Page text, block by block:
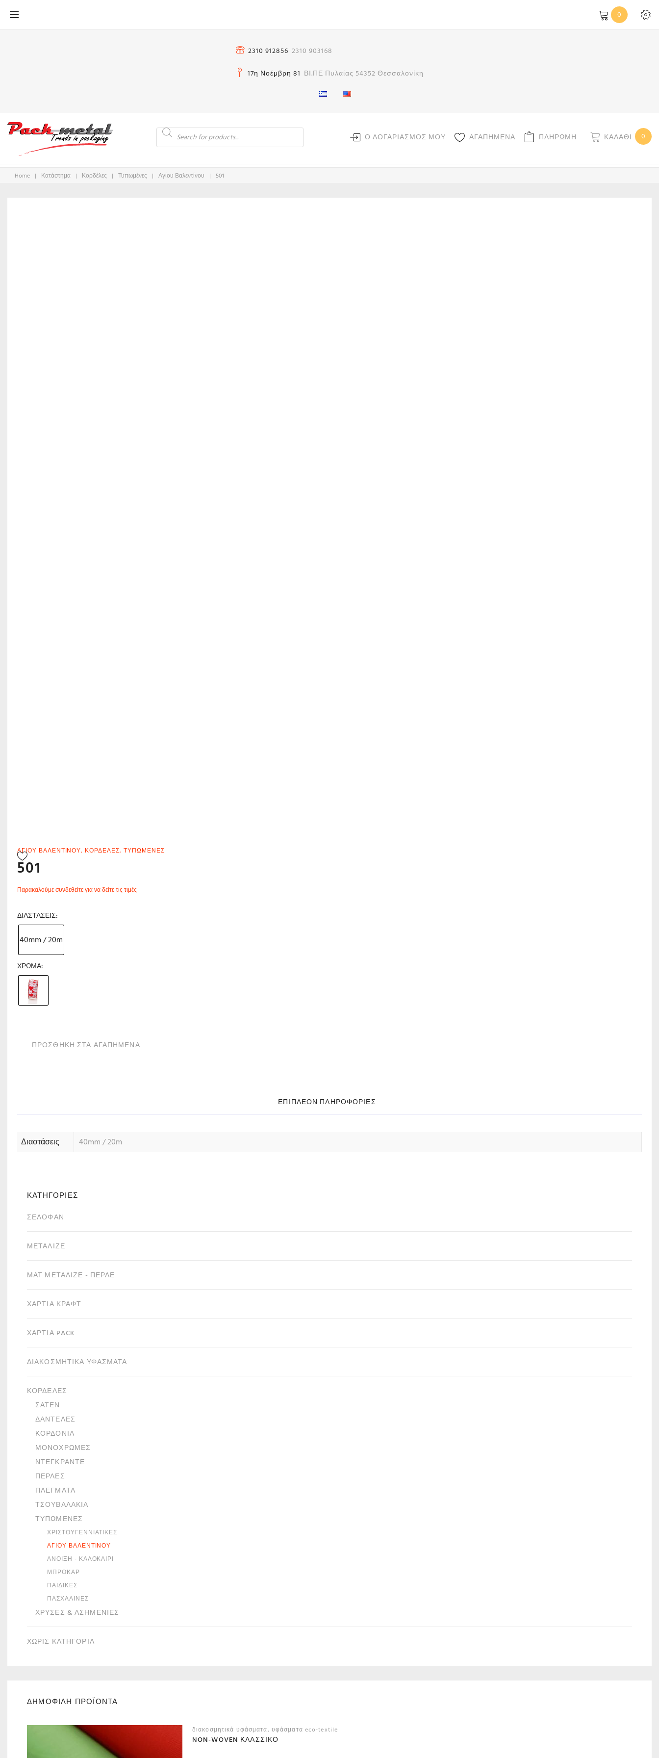
στο
0
2310 912856 2310 903168
17η Νοέμβρη 81 ΒΙ.ΠΕ Πυλαίας 54352 Θεσσαλονίκη
Products
search Ο ΛΟΓΑΡΙΑΣΜΟΣ ΜΟΥ ΑΓΑΠΗΜΕΝΑ ΠΛΗΡΩΜΗ ΚΑΛΆΘΙ 0
Home | Κατάστημα | Κορδέλες | Τυπωμένες | Αγίου Βαλεντίνου | 501
ΑΓΊΟΥ ΒΑΛΕΝΤΊΝΟΥ, ΚΟΡΔΈΛΕΣ, ΤΥΠΩΜΈΝΕΣ
501
Παρακαλούμε συνδεθείτε για να δείτε τις τιμές
ΔΙΑΣΤΆΣΕΙΣ
40mm / 20m
ΧΡΏΜΑ
ΠΡΟΣΘΗΚΗ ΣΤΑ ΑΓΑΠΗΜΕΝΑ
ΕΠΙΠΛΈΟΝ ΠΛΗΡΟΦΟΡΊΕΣ
Διαστάσεις 40mm / 20m
ΚΑΤΗΓΟΡΙΕΣ
ΣΕΛΟΦΆΝ
ΜΕΤΑΛΙΖΈ
ΜΑΤ ΜΕΤΑΛΙΖΈ - ΠΕΡΛΈ
ΧΑΡΤΙΆ ΚΡΑΦΤ
ΧΑΡΤΙΆ PACK
ΔΙΑΚΟΣΜΗΤΙΚΆ ΥΦΆΣΜΑΤΑ
ΚΟΡΔΈΛΕΣ
ΣΑΤΈΝ
ΔΑΝΤΈΛΕΣ
ΚΟΡΔΌΝΙΑ
ΜΟΝΌΧΡΩΜΕΣ
ΝΤΕΓΚΡΑΝΤΈ
ΠΈΡΛΕΣ
ΠΛΈΓΜΑΤΑ
ΤΣΟΥΒΑΛΆΚΙΑ
ΤΥΠΩΜΈΝΕΣ
ΧΡΙΣΤΟΥΓΕΝΝΙΆΤΙΚΕΣ
ΑΓΊΟΥ ΒΑΛΕΝΤΊΝΟΥ
ΆΝΟΙΞΗ - ΚΑΛΟΚΑΊΡΙ
ΜΠΡΟΚΆΡ
ΠΑΙΔΙΚΈΣ
ΠΑΣΧΑΛΙΝΈΣ
ΧΡΥΣΈΣ & ΑΣΗΜΈΝΙΕΣ
ΧΩΡΙΣ ΚΑΤΗΓΟΡΙΑ
ΔΗΜΟΦΙΛΗ ΠΡΟΪΟΝΤΑ
διακοσμητικά υφάσματα, υφάσματα eco-textile
NON-WOVEN ΚΛΑΣΣΙΚΌ